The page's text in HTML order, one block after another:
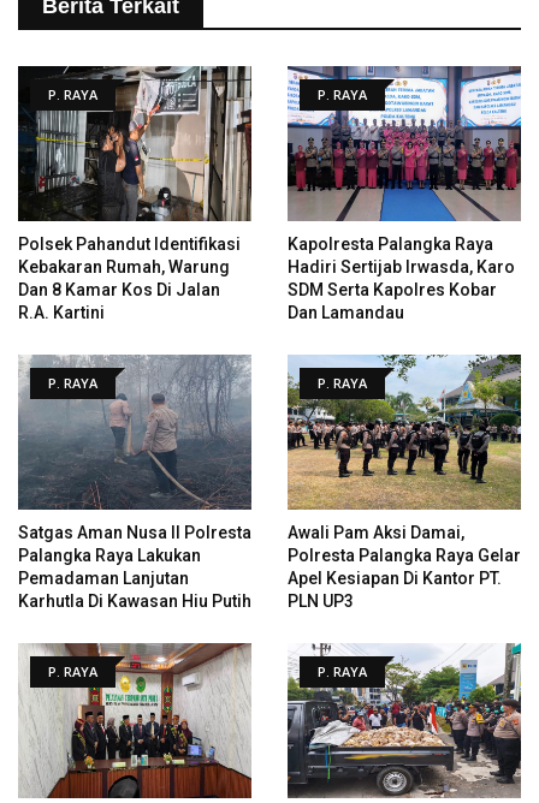
Berita Terkait
P. RAYA
Polsek Pahandut Identifikasi
Kebakaran Rumah, Warung
Dan 8 Kamar Kos Di Jalan
R.A. Kartini
P. RAYA
Kapolresta Palangka Raya
Hadiri Sertijab Irwasda, Karo
SDM Serta Kapolres Kobar
Dan Lamandau
P. RAYA
Satgas Aman Nusa II Polresta
Palangka Raya Lakukan
Pemadaman Lanjutan
Karhutla Di Kawasan Hiu Putih
P. RAYA
Awali Pam Aksi Damai,
Polresta Palangka Raya Gelar
Apel Kesiapan Di Kantor PT.
PLN UP3
P. RAYA P. RAYA